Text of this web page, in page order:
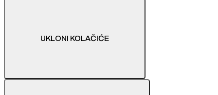
UKLONI KOLAČIĆE